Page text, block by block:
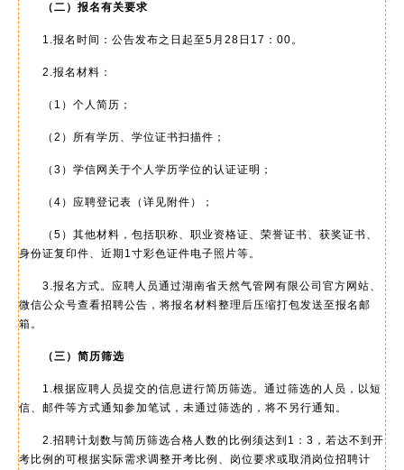
（二）报名有关要求
1.报名时间：公告发布之日起至5月28日17：00。
2.报名材料：
（1）个人简历；
（2）所有学历、学位证书扫描件；
（3）学信网关于个人学历学位的认证证明；
（4）应聘登记表（详见附件）；
（5）其他材料，包括职称、职业资格证、荣誉证书、获奖证书、
身份证复印件、近期1寸彩色证件电子照片等。
3.报名方式。应聘人员通过湖南省天然气管网有限公司官方网站、
微信公众号查看招聘公告，将报名材料整理后压缩打包发送至报名邮
箱。
（三）简历筛选
1.根据应聘人员提交的信息进行简历筛选。通过筛选的人员，以短
信、邮件等方式通知参加笔试，未通过筛选的，将不另行通知。
2.招聘计划数与简历筛选合格人数的比例须达到1：3，若达不到开
考比例的可根据实际需求调整开考比例、岗位要求或取消岗位招聘计